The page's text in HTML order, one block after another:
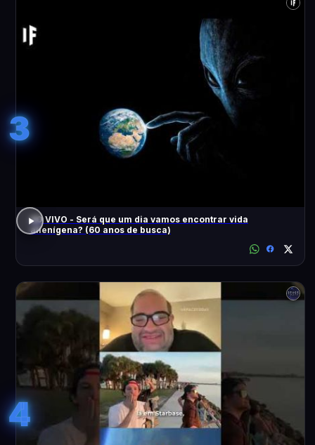
3
AO VIVO - Será que um dia vamos encontrar vida
alienígena? (60 anos de busca)
4